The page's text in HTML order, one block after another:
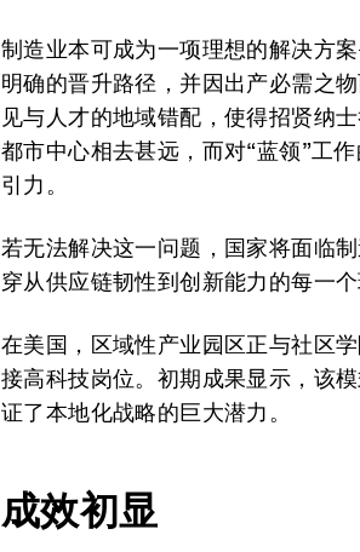
制造业本可成为一项理想的解决方
明确的晋升路径，并因出产必需之
见与人才的地域错配，使得招贤纳
都市中心相去甚远，而对“蓝领”工
引力。
若无法解决这一问题，国家将面临
穿从供应链韧性到创新能力的每一个
在美国，区域性产业园区正与社区
接高科技岗位。初期成果显示，该
证了本地化战略的巨大潜力。
成效初显